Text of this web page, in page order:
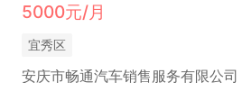
5000元/月
宜秀区
安庆市畅通汽车销售服务有限公司